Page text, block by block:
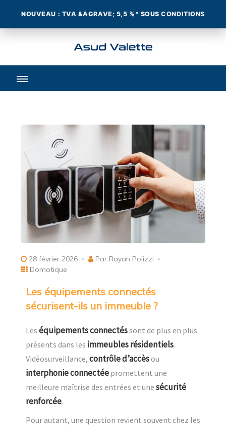
28 février 2026
Par Rayan Polizzi
Domotique
Les équipements connectés
sécurisent-ils un immeuble ?
Les équipements connectéssont de plus en plus
présents dans les immeubles résidentiels.
Vidéosurveillance, contrôle d’accèsou
interphonie connectée promettent une
meilleure maîtrise des entrées et une sécurité
renforcée.
Pour autant, une question revient souvent chez les